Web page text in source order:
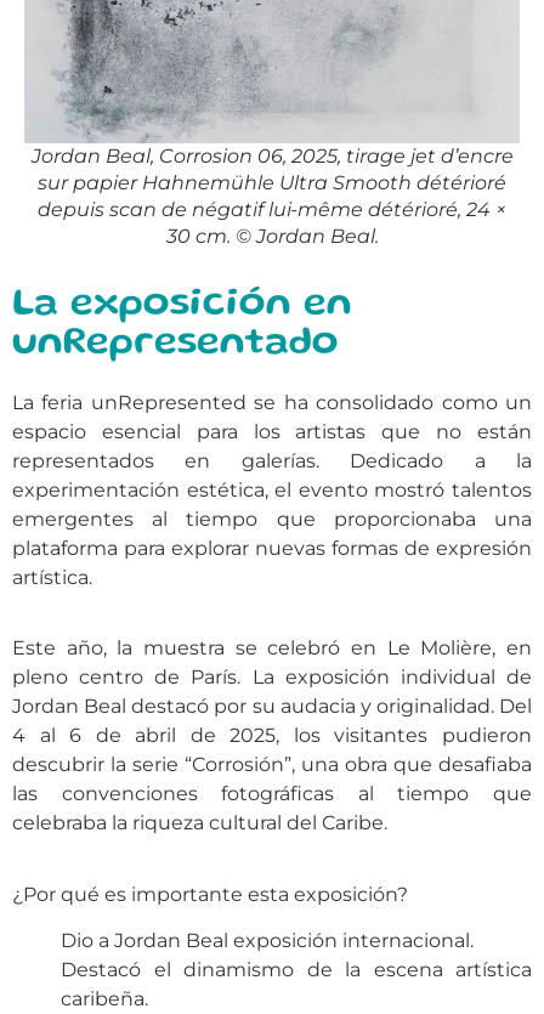
Jordan Beal, Corrosion 06, 2025, tirage jet d’encre
sur papier Hahnemühle Ultra Smooth détérioré
depuis scan de négatif lui-même détérioré, 24 ×
30 cm. © Jordan Beal.
La exposición en
unRepresentado
La feria unRepresented se ha consolidado como un
espacio esencial para los artistas que no están
representados en galerías. Dedicado a la
experimentación estética, el evento mostró talentos
emergentes al tiempo que proporcionaba una
plataforma para explorar nuevas formas de expresión
artística.
Este año, la muestra se celebró en Le Molière, en
pleno centro de París. La exposición individual de
Jordan Beal destacó por su audacia y originalidad. Del
4 al 6 de abril de 2025, los visitantes pudieron
descubrir la serie “Corrosión”, una obra que desafiaba
las convenciones fotográficas al tiempo que
celebraba la riqueza cultural del Caribe.
¿Por qué es importante esta exposición?
Dio a Jordan Beal exposición internacional.
Destacó el dinamismo de la escena artística
caribeña.